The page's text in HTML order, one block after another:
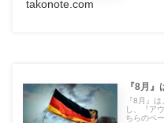
takonote.com
『8月
『8月』
し、『ア
ちらのペ